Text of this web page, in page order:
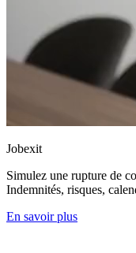
Jobexit
Simulez une rupture de
Indemnités, risques,
En savoir plus